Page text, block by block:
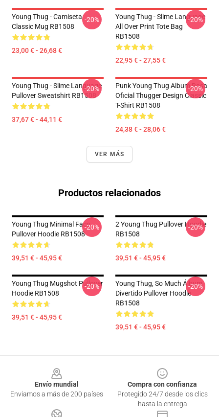
Young Thug - Camiseta
Classic Mug RB1508
23,00 € - 26,68 €
-20%
Young Thug - Slime Language
All Over Print Tote Bag
RB1508
22,95 € - 27,55 €
-20%
Young Thug - Slime Language
Pullover Sweatshirt RB1508
37,67 € - 44,11 €
-20%
Punk Young Thug Album Rosa
Oficial Thugger Design Classic
T-Shirt RB1508
24,38 € - 28,06 €
-20%
VER MÁS
Productos relacionados
Young Thug Minimal Face
Pullover Hoodie RB1508
39,51 € - 45,95 €
-20%
2 Young Thug Pullover Hoodie
RB1508
39,51 € - 45,95 €
-20%
Young Thug Mugshot Pullover
Hoodie RB1508
39,51 € - 45,95 €
-20%
Young Thug, So Much Álbum
Divertido Pullover Hoodie
RB1508
39,51 € - 45,95 €
-20%
Envío mundial
Enviamos a más de 200 países
Compra con confianza
Protegido 24/7 desde los clics
hasta la entrega